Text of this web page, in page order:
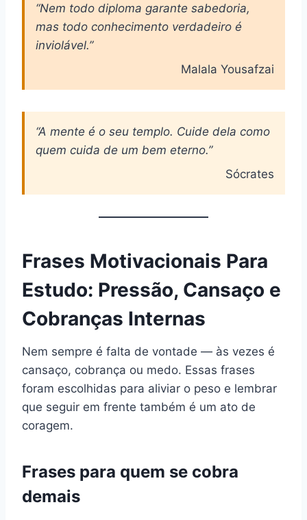
“Nem todo diploma garante sabedoria,
mas todo conhecimento verdadeiro é
inviolável.”
Malala Yousafzai
“A mente é o seu templo. Cuide dela como
quem cuida de um bem eterno.”
Sócrates
Frases Motivacionais Para
Estudo: Pressão, Cansaço e
Cobranças Internas
Nem sempre é falta de vontade — às vezes é
cansaço, cobrança ou medo. Essas frases
foram escolhidas para aliviar o peso e lembrar
que seguir em frente também é um ato de
coragem.
Frases para quem se cobra
demais